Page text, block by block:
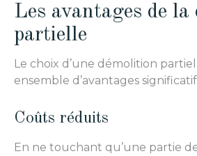
Les avantages de la
partielle
Le choix d’une démolition
ensemble d’avantages
Coûts réduits
En ne touchant qu’une partie